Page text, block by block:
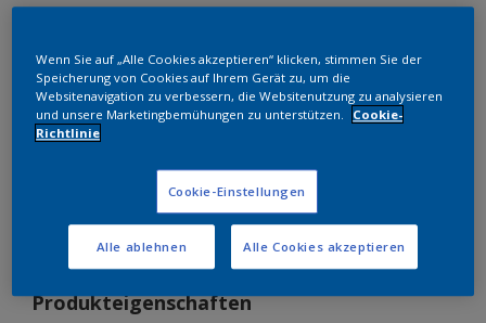
RAL 1016
SE716JR
Muster bestellen
Bestellen Sie direkt im Webshop
Produkteigenschaften
Wenn Sie auf „Alle Cookies akzeptieren“ klicken, stimmen Sie der
Speicherung von Cookies auf Ihrem Gerät zu, um die
Websitenavigation zu verbessern, die Websitenutzung zu analysieren
und unsere Marketingbemühungen zu unterstützen.
Cookie-
Richtlinie
Cookie-Einstellungen
Alle ablehnen Alle Cookies akzeptieren